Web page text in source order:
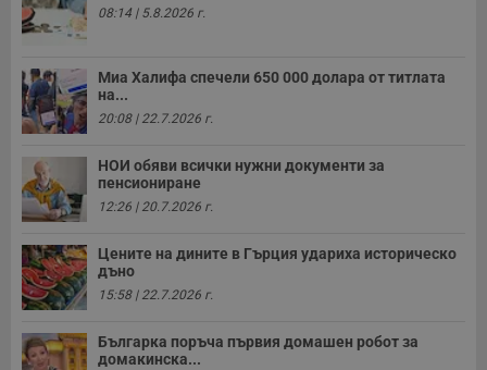
08:14 | 5.8.2026 г.
Миа Халифа спечели 650 000 долара от титлата
на...
20:08 | 22.7.2026 г.
НОИ обяви всички нужни документи за
пенсиониране
12:26 | 20.7.2026 г.
Цените на дините в Гърция удариха историческо
дъно
15:58 | 22.7.2026 г.
Българка поръча първия домашен робот за
домакинска...